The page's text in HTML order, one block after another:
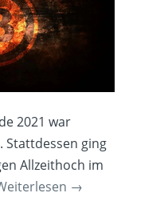
2021 war
Stattdessen ging
Allzeithoch im
→